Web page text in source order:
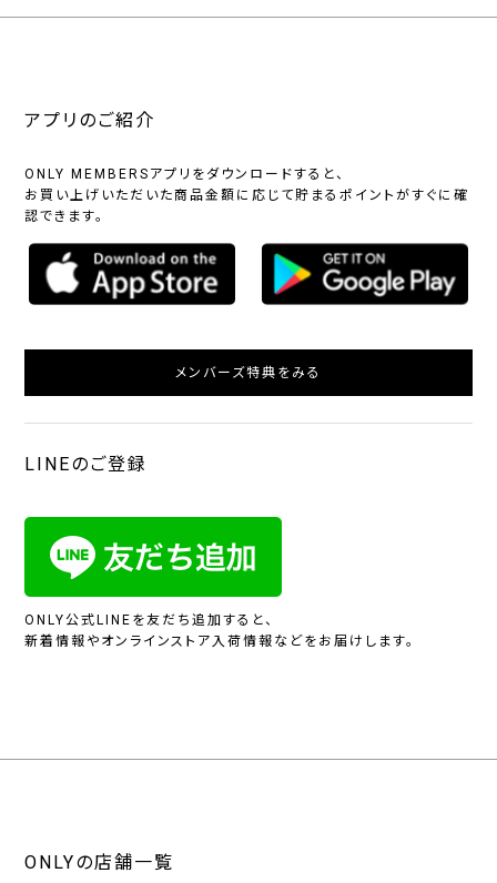
アプリのご紹介
ONLY MEMBERSアプリをダウンロードすると、
お買い上げいただいた商品金額に応じて貯まるポイントがすぐに確
認できます。
メンバーズ特典をみる
LINEのご登録
ONLY公式LINEを友だち追加すると、
新着情報やオンラインストア入荷情報などをお届けします。
ONLYの店舗一覧